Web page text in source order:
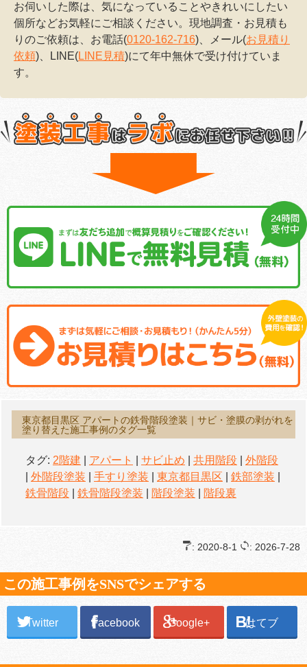
お伺いした際は、気になっていることやきれいにしたい
個所などお気軽にご相談ください。現地調査・お見積も
りのご依頼は、お電話(0120-162-716)、メール(お見積り
依頼)、LINE(LINE見積)にて年中無休で受け付けていま
す。
東京都目黒区 アパートの鉄骨階段塗装｜サビ・塗膜の剥がれを
塗り替えた施工事例のタグ一覧
タグ: 2階建 アパート サビ止め 共用階段
外階段
外階段塗装 手すり塗装 東京都目黒区 鉄部塗装
鉄骨階段
鉄骨階段塗装 階段塗装 階段裏
: 2020-8-1 : 2026-7-28
この施工事例をSNSでシェアする
Twitter Facebook Google+ はてブ